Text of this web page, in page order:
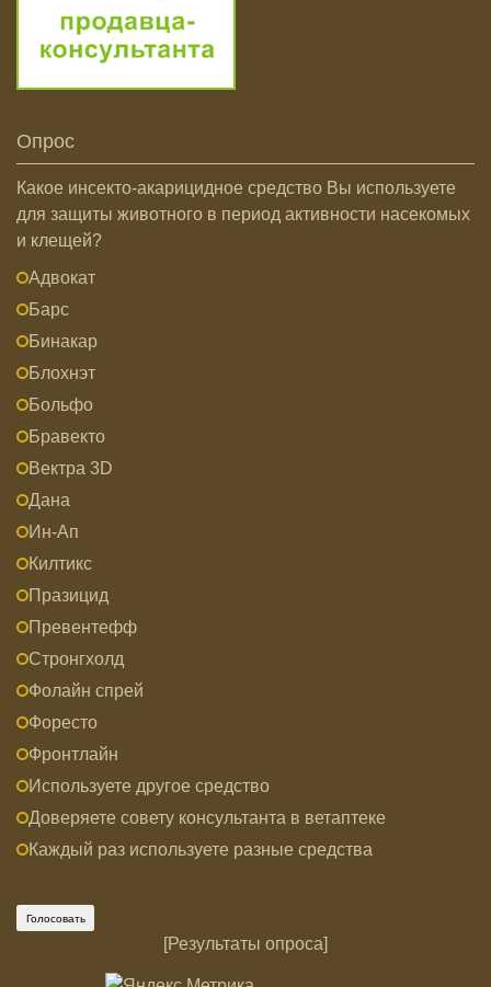
Опрос
Какое инсекто-акарицидное средство Вы используете
для защиты животного в период активности насекомых
и клещей?
Адвокат
Барс
Бинакар
Блохнэт
Больфо
Бравекто
Вектра 3D
Дана
Ин-Ап
Килтикс
Празицид
Превентефф
Стронгхолд
Фолайн спрей
Форесто
Фронтлайн
Используете другое средство
Доверяете совету консультанта в ветаптеке
Каждый раз используете разные средства
[Результаты опроса]